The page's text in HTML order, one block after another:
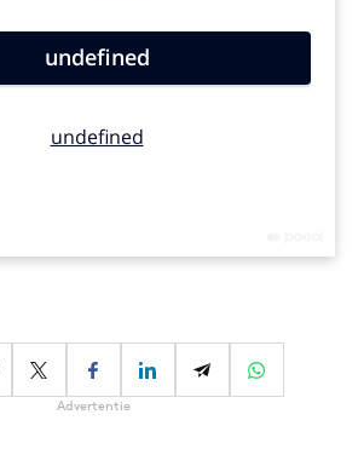
Advertentie